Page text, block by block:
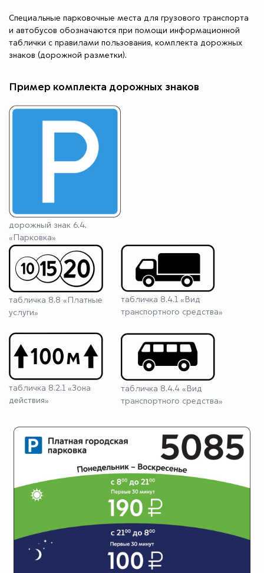
Специальные парковочные места для грузового транспорта
и автобусов обозначаются при помощи информационной
таблички с правилами пользования, комплекта дорожных
знаков (дорожной разметки).
Пример комплекта дорожных знаков
дорожный знак 6.4.
«Парковка»
табличка 8.8 «Платные
услуги»
табличка 8.4.1 «Вид
транспортного средства»
табличка 8.2.1 «Зона
действия»
табличка 8.4.4 «Вид
транспортного средства»